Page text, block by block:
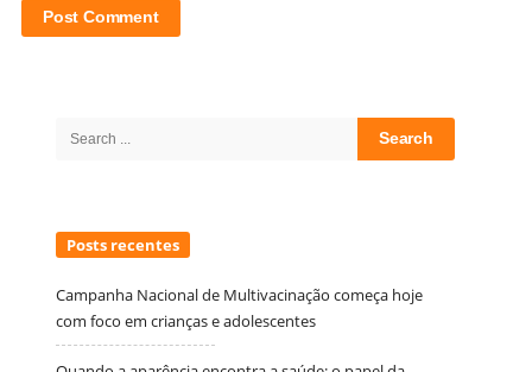
Search
Posts recentes
Campanha Nacional de Multivacinação começa hoje
com foco em crianças e adolescentes